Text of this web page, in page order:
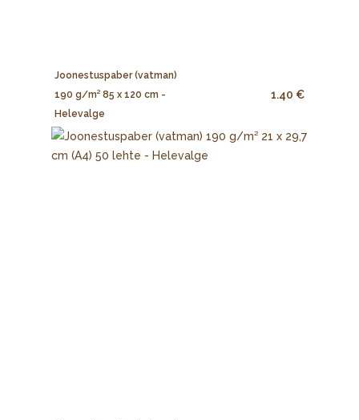
Joonestuspaber (vatman)
190 g/m² 85 x 120 cm -
Helevalge
1.40 €